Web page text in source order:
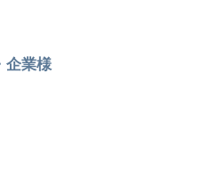
企業様